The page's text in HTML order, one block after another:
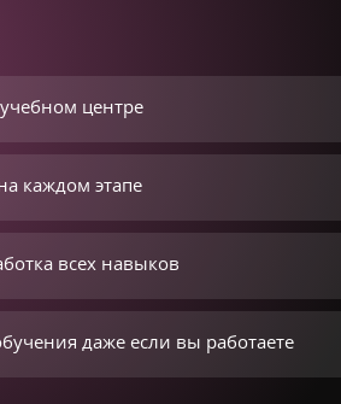
центре
каждом этапе
всех навыков
даже если вы работаете